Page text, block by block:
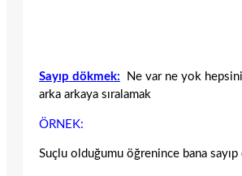
Sayıp dökmek:
Ne var ne yok
arka arkaya sıralamak
ÖRNEK:
Suçlu olduğumu öğrenince bana